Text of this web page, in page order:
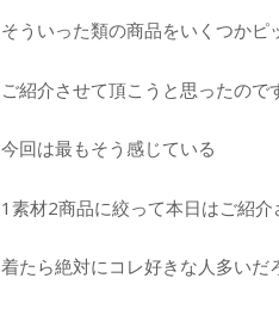
そういった類の商品をいくつかピ
ご紹介させて頂こうと思ったので
今回は最もそう感じている
1素材2商品に絞って本日はご紹介
着たら絶対にコレ好きな人多いだ